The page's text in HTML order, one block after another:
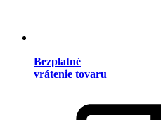
Bezplatné
vrátenie tovaru